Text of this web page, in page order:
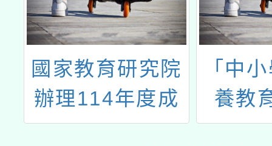
國家教育研究院
辦理114年度成
人基本教育研習
「中
養教
畫」更